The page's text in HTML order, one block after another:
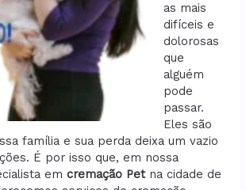
as mais
difíceis e
dolorosas
que
alguém
pode
passar.
Eles são
família e sua perda deixa um vazio
É por isso que, em nossa
emcremação Petna cidade de